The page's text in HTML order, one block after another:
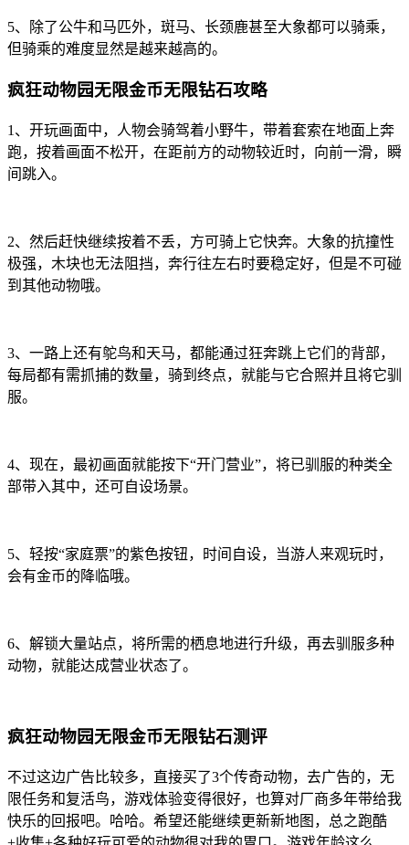
5、除了公牛和马匹外，斑马、长颈鹿甚至大象都可以骑乘，
但骑乘的难度显然是越来越高的。
疯狂动物园无限金币无限钻石攻略
1、开玩画面中，人物会骑驾着小野牛，带着套索在地面上奔
跑，按着画面不松开，在距前方的动物较近时，向前一滑，瞬
间跳入。
2、然后赶快继续按着不丢，方可骑上它快奔。大象的抗撞性
极强，木块也无法阻挡，奔行往左右时要稳定好，但是不可碰
到其他动物哦。
3、一路上还有鸵鸟和天马，都能通过狂奔跳上它们的背部，
每局都有需抓捕的数量，骑到终点，就能与它合照并且将它驯
服。
4、现在，最初画面就能按下“开门营业”，将已驯服的种类全
部带入其中，还可自设场景。
5、轻按“家庭票”的紫色按钮，时间自设，当游人来观玩时，
会有金币的降临哦。
6、解锁大量站点，将所需的栖息地进行升级，再去驯服多种
动物，就能达成营业状态了。
疯狂动物园无限金币无限钻石测评
不过这边广告比较多，直接买了3个传奇动物，去广告的，无
限任务和复活鸟，游戏体验变得很好，也算对厂商多年带给我
快乐的回报吧。哈哈。希望还能继续更新新地图，总之跑酷